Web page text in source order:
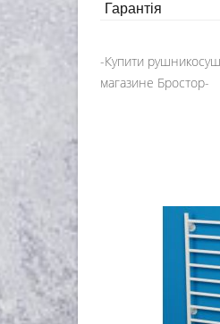
Гарантія
-Купити
магазине Бростор-